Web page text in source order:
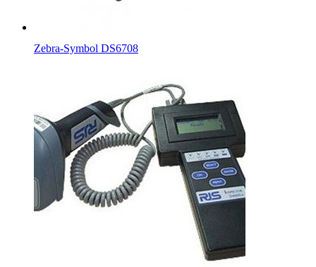
Zebra-Symbol DS6708